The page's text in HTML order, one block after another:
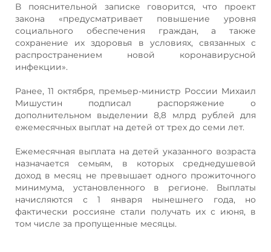
В пояснительной записке говорится, что проект
закона «предусматривает повышение уровня
социального обеспечения граждан, а также
сохранение их здоровья в условиях, связанных с
распространением новой коронавирусной
инфекции».
Ранее, 11 октября, премьер-министр России Михаил
Мишустин подписал распоряжение о
дополнительном выделении 8,8 млрд рублей для
ежемесячных выплат на детей от трех до семи лет.
Ежемесячная выплата на детей указанного возраста
назначается семьям, в которых среднедушевой
доход в месяц не превышает одного прожиточного
минимума, установленного в регионе. Выплаты
начисляются с 1 января нынешнего года, но
фактически россияне стали получать их с июня, в
том числе за пропущенные месяцы.